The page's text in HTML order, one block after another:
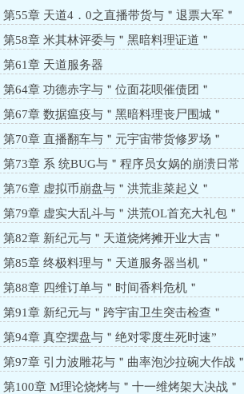
第55章 天道4．0之直播带货与＂退票大军＂
第58章 米其林评委与＂黑暗料理证道＂
第61章 天道服务器
第64章 功德赤字与＂位面花呗催债团＂
第67章 数据瘟疫与＂黑暗料理丧尸围城＂
第70章 直播翻车与＂元宇宙带货修罗场＂
第73章 系 统BUG与＂程序员女娲的崩溃日常
＂第76章 虚拟币崩盘与＂洪荒韭菜起义＂
第79章 虚实大乱斗与＂洪荒OL首充大礼包＂
第82章 新纪元与＂天道烧烤摊开业大吉＂
第85章 终极料理与＂天道服务器当机＂
第88章 四维订单与＂时间香料危机＂
第91章 新纪元与＂跨宇宙卫生突击检查＂
第94章 真空摆盘与＂绝对零度生死时速”
第97章 引力波雕花与＂曲率泡沙拉碗大作战＂
第100章 M理论烧烤与＂十一维烤架大决战＂